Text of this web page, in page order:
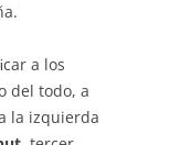
a los
del todo, a
la izquierda